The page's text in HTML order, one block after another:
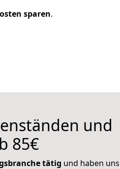
sparen.
und
85€
tätig und haben uns